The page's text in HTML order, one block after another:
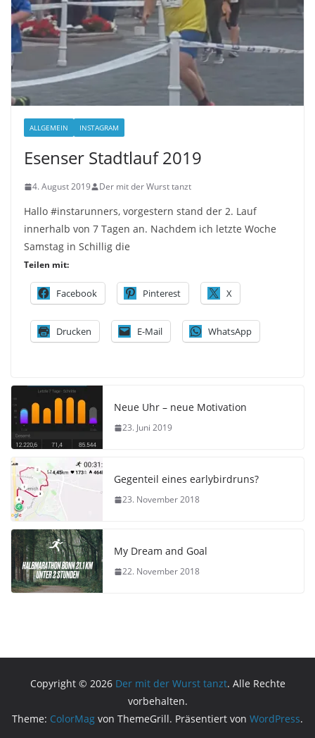
ALLGEMEIN INSTAGRAM
Esenser Stadtlauf 2019
4. August 2019 Der mit der Wurst tanzt
Hallo #instarunners, vorgestern stand der 2. Lauf
innerhalb von 7 Tagen an. Nachdem ich letzte Woche
Samstag in Schillig die
Teilen mit:
Facebook Pinterest X
Drucken E-Mail WhatsApp
Neue Uhr – neue Motivation
23. Juni 2019
Gegenteil eines earlybirdruns?
23. November 2018
My Dream and Goal
22. November 2018
Copyright © 2026 Der mit der Wurst tanzt. Alle Rechte
vorbehalten.
Theme: ColorMag von ThemeGrill. Präsentiert von WordPress.